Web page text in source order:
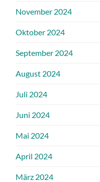
November 2024
Oktober 2024
September 2024
August 2024
Juli 2024
Juni 2024
Mai 2024
April 2024
März 2024